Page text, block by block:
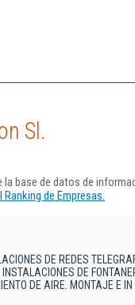
Sl.
la base de datos de
de Empresas.
DE REDES
DE
DE AIRE. MONTAJE E IN